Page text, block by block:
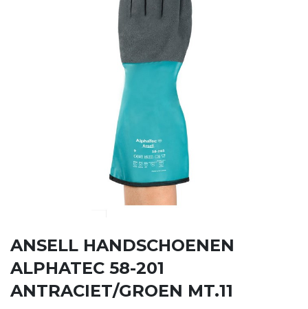
ANSELL HANDSCHOENEN
ALPHATEC 58-201
ANTRACIET/GROEN MT.11